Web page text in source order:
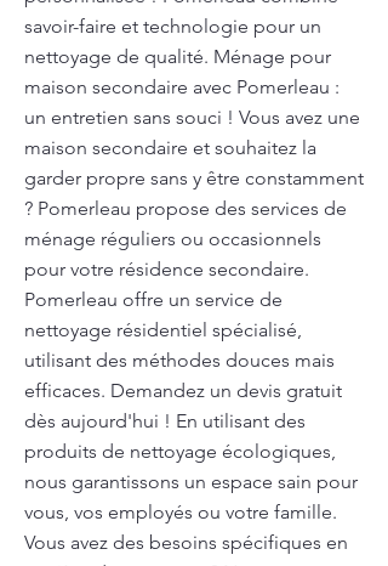
savoir-faire et technologie pour un
nettoyage de qualité. Ménage pour
maison secondaire avec Pomerleau :
un entretien sans souci ! Vous avez une
maison secondaire et souhaitez la
garder propre sans y être constamment
? Pomerleau propose des services de
ménage réguliers ou occasionnels
pour votre résidence secondaire.
Pomerleau offre un service de
nettoyage résidentiel spécialisé,
utilisant des méthodes douces mais
efficaces. Demandez un devis gratuit
dès aujourd'hui ! En utilisant des
produits de nettoyage écologiques,
nous garantissons un espace sain pour
vous, vos employés ou votre famille.
Vous avez des besoins spécifiques en